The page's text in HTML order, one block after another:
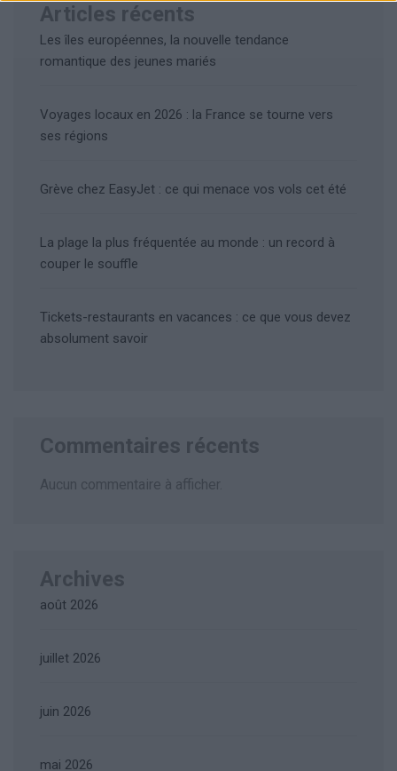
Articles récents
Les îles européennes, la nouvelle tendance
romantique des jeunes mariés
Voyages locaux en 2026 : la France se tourne vers
ses régions
Grève chez EasyJet : ce qui menace vos vols cet été
La plage la plus fréquentée au monde : un record à
couper le souffle
Tickets-restaurants en vacances : ce que vous devez
absolument savoir
Commentaires récents
Aucun commentaire à afficher.
Archives
août 2026
juillet 2026
juin 2026
mai 2026